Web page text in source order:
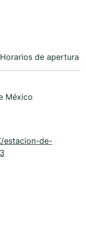
Horarios de apertura
México
estacion-de-